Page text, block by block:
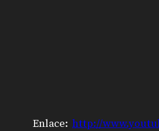
Enlace: http://